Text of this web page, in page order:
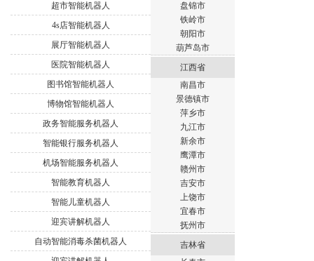
超市智能机器人
4s店智能机器人
展厅智能机器人
医院智能机器人
图书馆智能机器人
博物馆智能机器人
政务智能服务机器人
智能银行服务机器人
机场智能服务机器人
智能教育机器人
智能儿童机器人
迎宾讲解机器人
自动智能消毒杀菌机器人
盘锦市
铁岭市
朝阳市
葫芦岛市
江西省
南昌市
景德镇市
萍乡市
九江市
新余市
鹰潭市
赣州市
吉安市
上饶市
宜春市
抚州市
吉林省